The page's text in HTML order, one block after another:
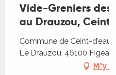
Vide-Greniers des
au Drauzou, Ceint
Commune de Ceint-d'eau,
Le Drauzou, 46100 Figeac
M'y